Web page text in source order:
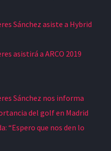
Sánchez asiste a Hybrid
asistirá a ARCO 2019
Sánchez nos informa
del golf en Madrid
“Espero que nos den lo